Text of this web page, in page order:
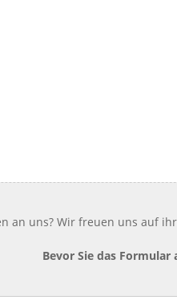
an uns? Wir freuen uns auf
Bevor Sie das